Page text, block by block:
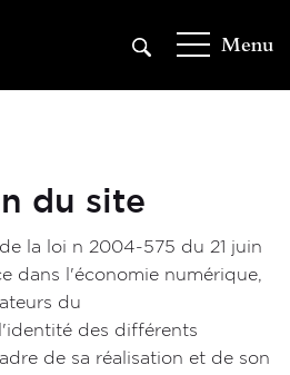
Menu
du site
la loi n 2004-575 du 21 juin
dans l'économie numérique,
du
l'identité des différents
de sa réalisation et de son